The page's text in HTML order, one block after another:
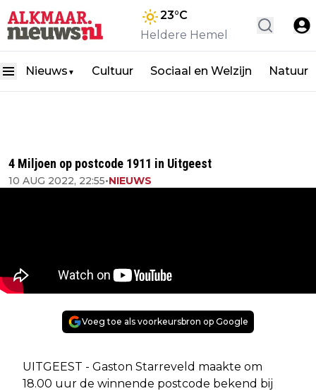
23°C
Heldere Hemel
Nieuws ▼ Cultuur Sociaal en Welzijn Natuur
4 Miljoen op postcode 1911 in Uitgeest
10 AUG 2022, 22:55•NIEUWS
Voeg toe als voorkeursbron op Google
UITGEEST - Gaston Starreveld maakte om
18.00 uur de winnende postcode bekend bij